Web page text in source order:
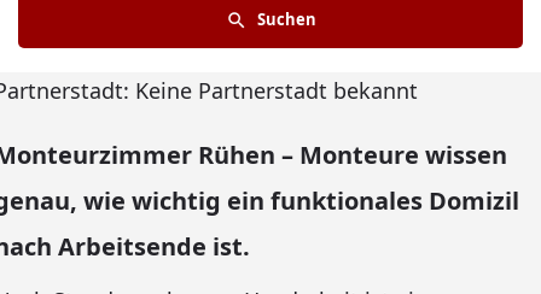
Suchen
Keine Partnerstadt bekannt
Rühen – Monteure wissen
wie wichtig ein funktionales Domizil
Arbeitsende ist.